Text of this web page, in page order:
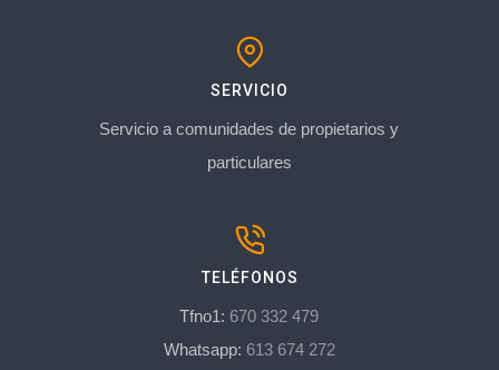
SERVICIO
Servicio a comunidades de propietarios y
particulares
TELÉFONOS
Tfno1: 670 332 479
Whatsapp: 613 674 272